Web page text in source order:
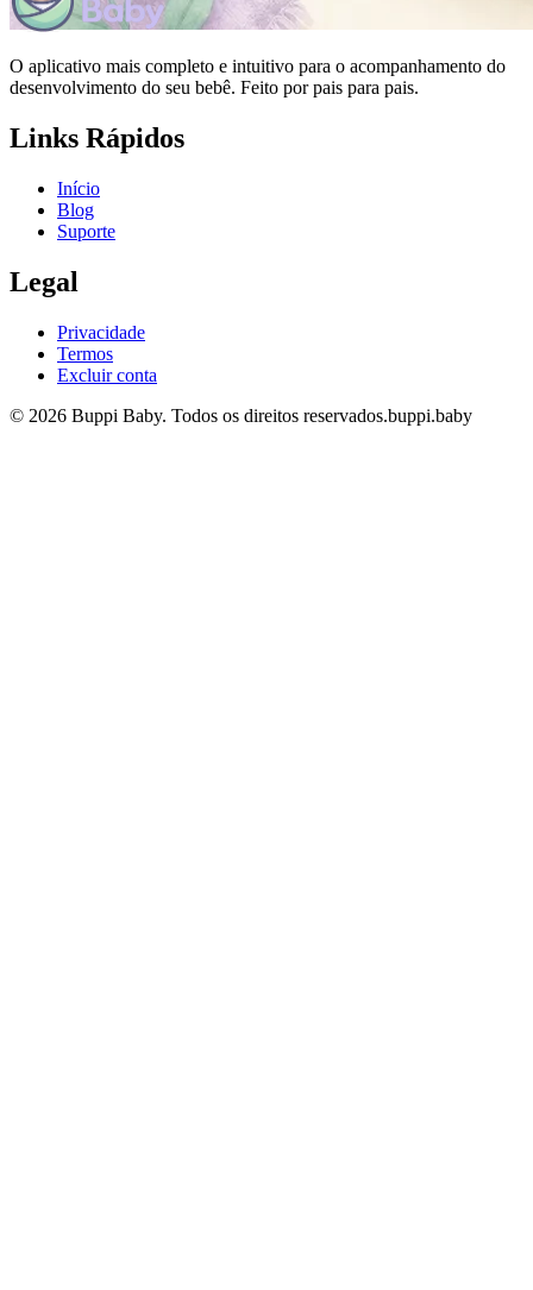
O aplicativo mais completo e intuitivo para o acompanhamento do
desenvolvimento do seu bebê. Feito por pais para pais.
Links Rápidos
Início
Blog
Suporte
Legal
Privacidade
Termos
Excluir conta
© 2026 Buppi Baby. Todos os direitos reservados.buppi.baby